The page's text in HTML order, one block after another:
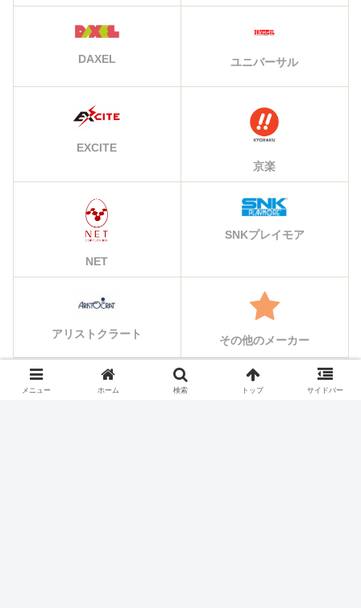
DAXEL ユニバーサル
EXCITE
京楽
NET
SNKプレイモア
アリストクラート その他のメーカー
メニュー ホーム 検索 トップ サイドバー